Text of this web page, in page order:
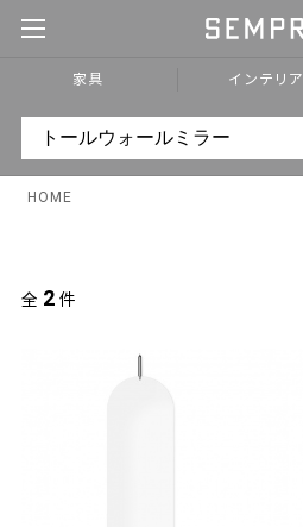
家具 インテリア
HOME
全 2 件